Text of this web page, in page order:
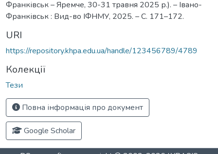
Франківськ – Яремче, 30-31 травня 2025 р.). – Івано-
Франківськ : Вид-во ІФНМУ, 2025. – С. 171–172.
URI
https://repository.khpa.edu.ua/handle/123456789/4789
Колекції
Тези
Повна інформація про документ
Google Scholar